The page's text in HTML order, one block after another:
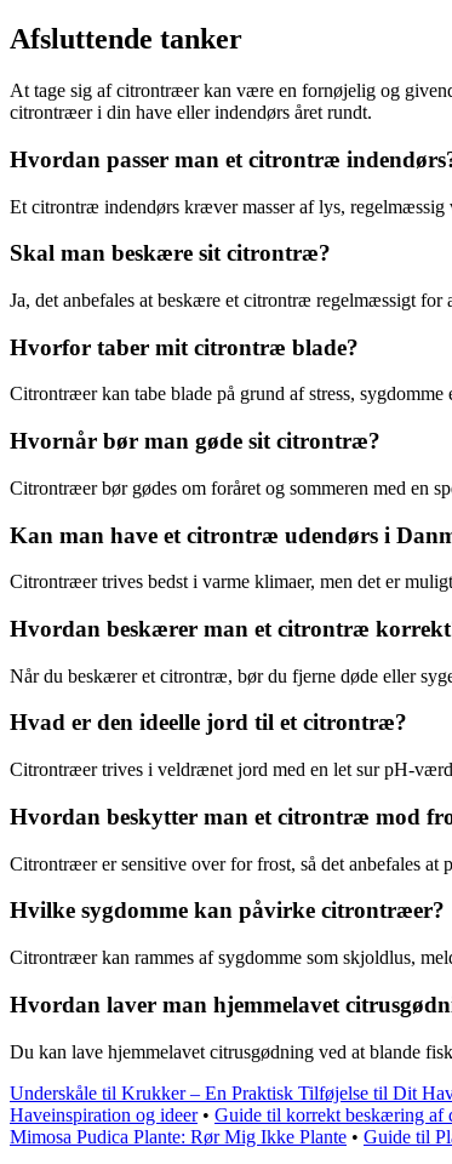
Afsluttende tanker
At tage sig af citrontræer kan være en fornøjelig og
citrontræer i din have eller indendørs året rundt.
Hvordan passer man et citrontræ
Et citrontræ indendørs kræver masser af lys, regelmæssig
Skal man beskære sit citrontræ?
Ja, det anbefales at beskære et citrontræ regelmæssigt
Hvorfor taber mit citrontræ blade?
Citrontræer kan tabe blade på grund af stress,
Hvornår bør man gøde sit citrontræ?
Citrontræer bør gødes om foråret og sommeren med en
Kan man have et citrontræ udendørs i
Citrontræer trives bedst i varme klimaer, men det er
Hvordan beskærer man et citrontræ
Når du beskærer et citrontræ, bør du fjerne døde eller
Hvad er den ideelle jord til et citrontræ?
Citrontræer trives i veldrænet jord med en let sur pH-
Hvordan beskytter man et citrontræ mod
Citrontræer er sensitive over for frost, så det anbefales
Hvilke sygdomme kan påvirke citrontræer?
Citrontræer kan rammes af sygdomme som skjoldlus,
Hvordan laver man hjemmelavet
Du kan lave hjemmelavet citrusgødning ved at blande
Underskåle til Krukker – En Praktisk Tilføjelse til Dit
Haveinspiration og ideer• Guide til korrekt beskæring af
Mimosa Pudica Plante: Rør Mig Ikke Plante • Guide til